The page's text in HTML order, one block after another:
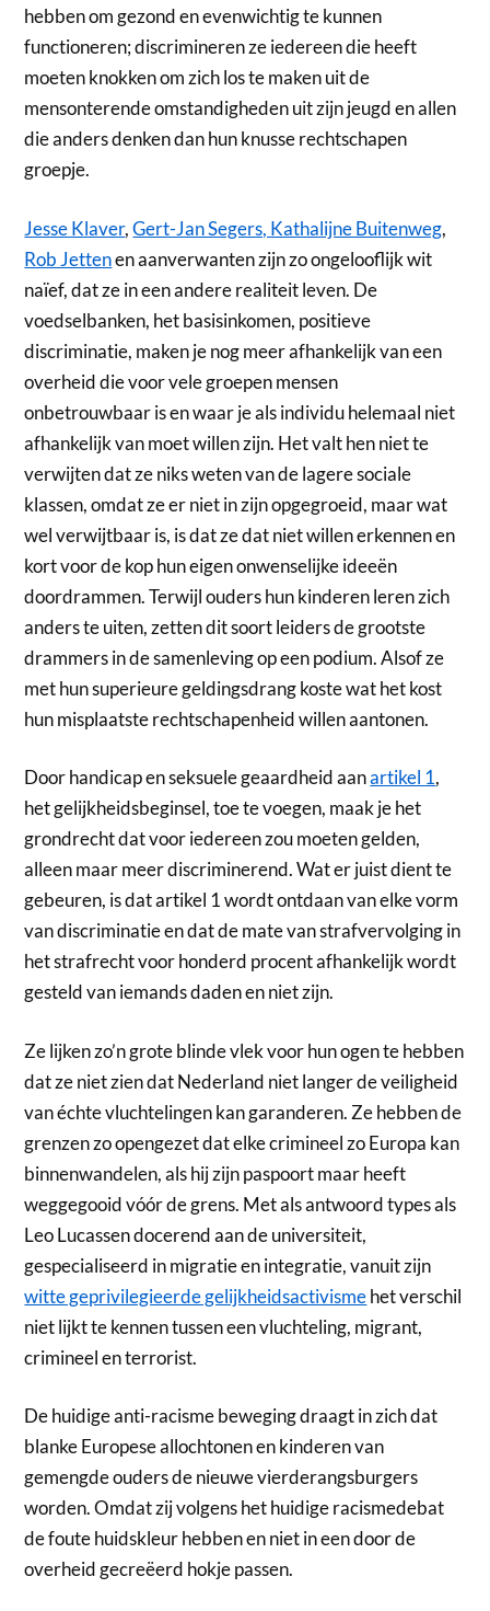
hebben om gezond en evenwichtig te kunnen
functioneren; discrimineren ze iedereen die heeft
moeten knokken om zich los te maken uit de
mensonterende omstandigheden uit zijn jeugd en allen
die anders denken dan hun knusse rechtschapen
groepje.
Jesse Klaver,Gert-Jan Segers, Kathalijne Buitenweg,
Rob Jettenen aanverwanten zijn zo ongelooflijk wit
naïef, dat ze in een andere realiteit leven. De
voedselbanken, het basisinkomen, positieve
discriminatie, maken je nog meer afhankelijk van een
overheid die voor vele groepen mensen
onbetrouwbaar is en waar je als individu helemaal niet
afhankelijk van moet willen zijn. Het valt hen niet te
verwijten dat ze niks weten van de lagere sociale
klassen, omdat ze er niet in zijn opgegroeid, maar wat
wel verwijtbaar is, is dat ze dat niet willen erkennen en
kort voor de kop hun eigen onwenselijke ideeën
doordrammen. Terwijl ouders hun kinderen leren zich
anders te uiten, zetten dit soort leiders de grootste
drammers in de samenleving op een podium. Alsof ze
met hun superieure geldingsdrang koste wat het kost
hun misplaatste rechtschapenheid willen aantonen.
Door handicap en seksuele geaardheid aanartikel 1,
het gelijkheidsbeginsel, toe te voegen, maak je het
grondrecht dat voor iedereen zou moeten gelden,
alleen maar meer discriminerend. Wat er juist dient te
gebeuren, is dat artikel 1 wordt ontdaan van elke vorm
van discriminatie en dat de mate van strafvervolging in
het strafrecht voor honderd procent afhankelijk wordt
gesteld van iemands daden en niet zijn.
Ze lijken zo’n grote blinde vlek voor hun ogen te hebben
dat ze niet zien dat Nederland niet langer de veiligheid
van échte vluchtelingen kan garanderen. Ze hebben de
grenzen zo opengezet dat elke crimineel zo Europa kan
binnenwandelen, als hij zijn paspoort maar heeft
weggegooid vóór de grens. Met als antwoord types als
Leo Lucassen docerend aan de universiteit,
gespecialiseerd in migratie en integratie, vanuit zijn
witte geprivilegieerde gelijkheidsactivismehet verschil
niet lijkt te kennen tussen een vluchteling, migrant,
crimineel en terrorist.
De huidige anti-racisme beweging draagt in zich dat
blanke Europese allochtonen en kinderen van
gemengde ouders de nieuwe vierderangsburgers
worden. Omdat zij volgens het huidige racismedebat
de foute huidskleur hebben en niet in een door de
overheid gecreëerd hokje passen.